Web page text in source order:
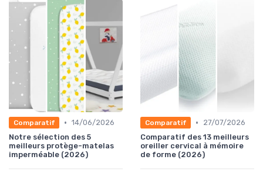
Comparatif • 14/06/2026
Notre sélection des 5
meilleurs protège-matelas
imperméable (2026)
Comparatif •
27/07/2026
Comparatif des 13 meilleurs
oreiller cervical à mémoire
de forme (2026)